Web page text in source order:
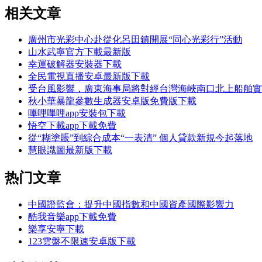
相关文章
廣州市光彩中心赴從化呂田鎮開展“同心光彩行”活動
山水武寧官方下載最新版
幸運破解器安裝器下載
全民電視直播安卓最新版下載
受台風影響，廣東海事局將對經台灣海峽南口北上船舶
秋小華暴龍參數生成器安卓版免費版下載
嗶哩嗶哩app安裝包下載
悟空下載app下載免費
從“糊塗賬”到綜合成本“一表清” 個人貸款新規今起落地
慧眼識圖最新版下載
热门文章
中國證監會：提升中國指數和中國資產國際影響力
酷我音樂app下載免費
樂享安寧下載
123雲盤不限速安卓版下載